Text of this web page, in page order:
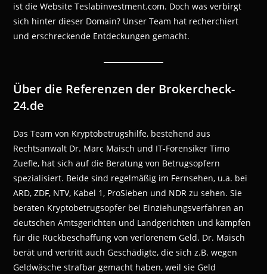
ist die Website Teslabinvestment.com. Doch was verbirgt
sich hinter dieser Domain? Unser Team hat recherchiert
und erschreckende Entdeckungen gemacht.
Über die Referenzen der Brokercheck-
24.de
Das Team von Kryptobetrugshilfe, bestehend aus
Rechtsanwalt Dr. Marc Maisch und IT-Forensiker Timo
Zuefle, hat sich auf die Beratung von Betrugsopfern
spezialisiert. Beide sind regelmäßig im Fernsehen, u.a. bei
ARD, ZDF, NTV, Kabel 1, ProSieben und NDR zu sehen. Sie
beraten Kryptobetrugsopfer bei Einziehungsverfahren an
deutschen Amtsgerichten und Landgerichten und kämpfen
für die Rückbeschaffung von verlorenem Geld. Dr. Maisch
berät und vertritt auch Geschädigte, die sich z.B. wegen
Geldwäsche strafbar gemacht haben, weil sie Geld